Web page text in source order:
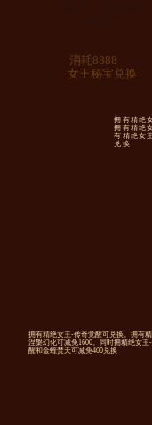
消耗8888
女王秘宝兑换
拥有精绝
拥有精绝
有精绝女
兑换
拥有精绝女王-传奇觉醒可兑换。拥有
涅槃幻化可减免1600。同时拥精绝女王
醒和金蝰焚天可减免400兑换